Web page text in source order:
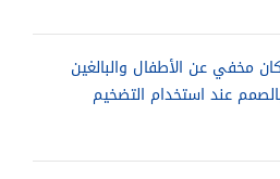
مخفي عن الأطفال والبالغين
عند استخدام التضخيم